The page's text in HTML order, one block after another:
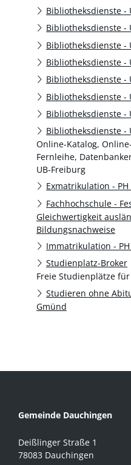
Bibliotheksdienste -
Bibliotheksdienste -
Bibliotheksdienste -
Bibliotheksdienste -
Bibliotheksdienste -
Bibliotheksdienste -
Bibliotheksdienste -
Bibliotheksdienste -
Online-Katalog,
Fernleihe,
UB-Freiburg
Exmatrikulation -
Fachhochschule -
Gleichwertigkeit
Bildungsnachweise
Immatrikulation -
Studienplatz-Broker
Freie Studienplätze
Studieren ohne
Gmünd
Gemeinde Dauchingen
Deißlinger Straße 1
78083 Dauchingen